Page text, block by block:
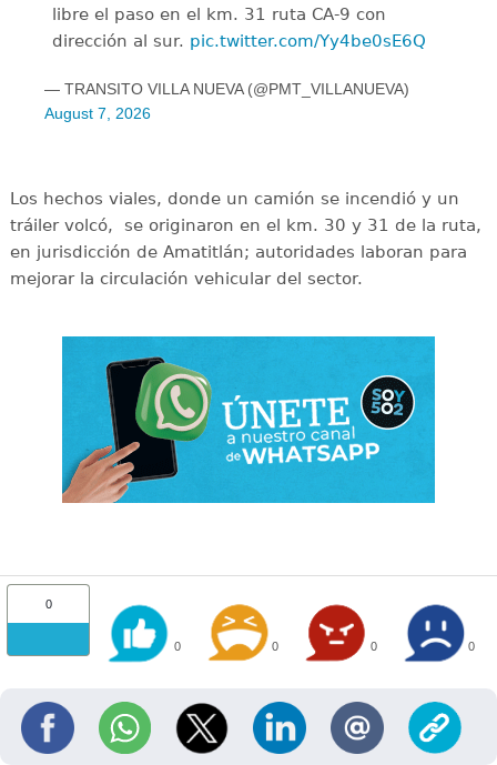
libre el paso en el km. 31 ruta CA-9 con
dirección al sur. pic.twitter.com/Yy4be0sE6Q
— TRANSITO VILLA NUEVA (@PMT_VILLANUEVA)
August 7, 2026
Los hechos viales, donde un camión se incendió y un
tráiler volcó, se originaron en el km. 30 y 31 de la ruta,
en jurisdicción de Amatitlán; autoridades laboran para
mejorar la circulación vehicular del sector.
0
0 0 0 0